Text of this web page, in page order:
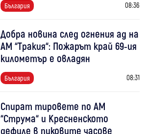
България 08:36
Добра новина след огнения ад на
АМ “Тракия“: Пожарът край 69-ия
километър е овладян
България 08:31
Спират тировете по АМ
“Струма“ и Кресненското
дефиле в пиковите часове